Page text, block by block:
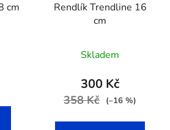
cm
Rendlík Trendline 16
cm
Skladem
300 Kč
358 Kč (–16 %)